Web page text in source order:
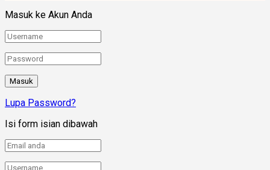
Masuk ke Akun Anda
Lupa Password?
Isi form isian dibawah